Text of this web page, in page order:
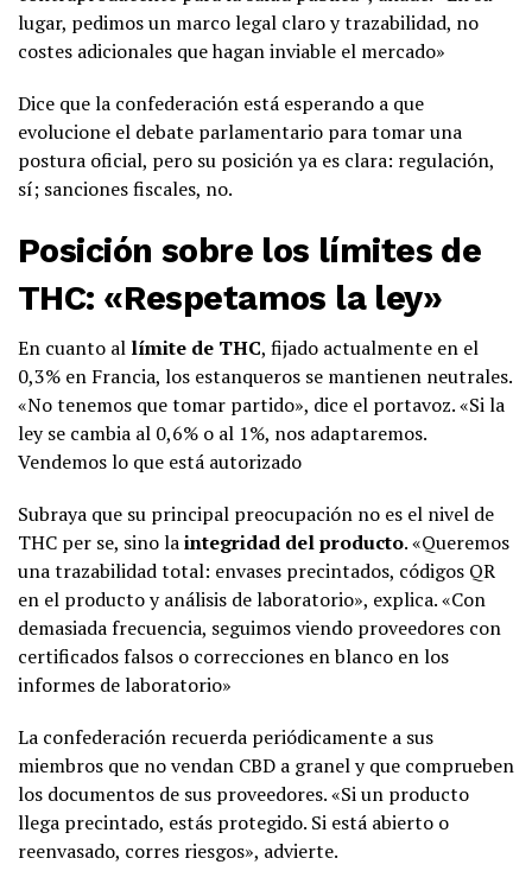
lugar, pedimos un marco legal claro y trazabilidad, no
costes adicionales que hagan inviable el mercado»
Dice que la confederación está esperando a que
evolucione el debate parlamentario para tomar una
postura oficial, pero su posición ya es clara: regulación,
sí; sanciones fiscales, no.
Posición sobre los límites de
THC: «Respetamos la ley»
En cuanto al límite de THC, fijado actualmente en el
0,3% en Francia, los estanqueros se mantienen neutrales.
«No tenemos que tomar partido», dice el portavoz. «Si la
ley se cambia al 0,6% o al 1%, nos adaptaremos.
Vendemos lo que está autorizado
Subraya que su principal preocupación no es el nivel de
THC per se, sino laintegridad del producto. «Queremos
una trazabilidad total: envases precintados, códigos QR
en el producto y análisis de laboratorio», explica. «Con
demasiada frecuencia, seguimos viendo proveedores con
certificados falsos o correcciones en blanco en los
informes de laboratorio»
La confederación recuerda periódicamente a sus
miembros que no vendan CBD a granel y que comprueben
los documentos de sus proveedores. «Si un producto
llega precintado, estás protegido. Si está abierto o
reenvasado, corres riesgos», advierte.